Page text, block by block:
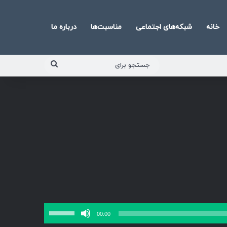
خانه شبکه‌های اجتماعی مناسبت‌ها درباره ما
00:00
افزایش